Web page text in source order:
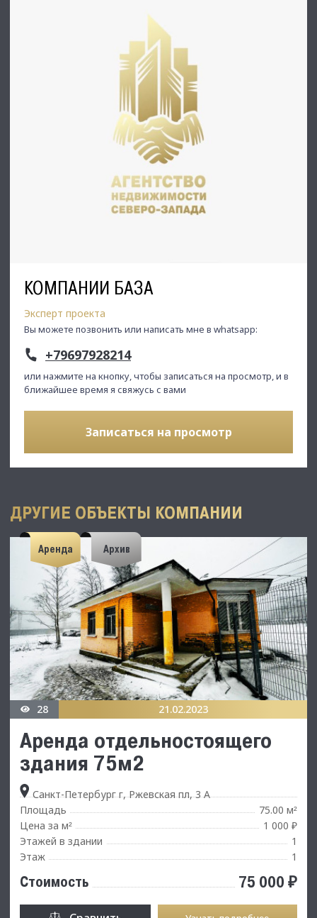
КОМПАНИИ БАЗА
Эксперт проекта
Вы можете позвонить или написать мне в whatsapp:
+79697928214
или нажмите на кнопку, чтобы записаться на просмотр, и в
ближайшее время я свяжусь с вами
Записаться на просмотр
ДРУГИЕ ОБЪЕКТЫ КОМПАНИИ
Аренда Архив
28 21.02.2023
Аренда отдельностоящего
здания 75м2
Санкт-Петербург г, Ржевская пл, 3 А
Площадь
75.00 м²
Цена за м²
1 000 ₽
Этажей в здании
1
Этаж
1
Стоимость 75 000 ₽